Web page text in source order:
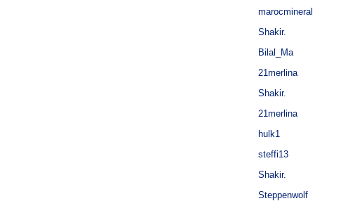
marocmineral
Shakir.
Bilal_Ma
21merlina
Shakir.
21merlina
hulk1
steffi13
Shakir.
Steppenwolf